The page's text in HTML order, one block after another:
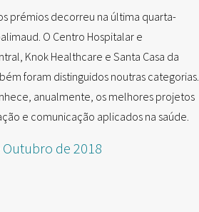
prémios decorreu na última quarta-
O Centro Hospitalar e
Knok Healthcare e Santa Casa da
foram distinguidos noutras categorias.
anualmente, os melhores projetos
e comunicação aplicados na saúde.
Outubro de 2018